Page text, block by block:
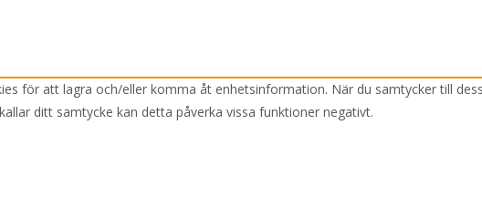
för att lagra och/eller komma åt enhetsinformation. När du samtycker till
ditt samtycke kan detta påverka vissa funktioner negativt.